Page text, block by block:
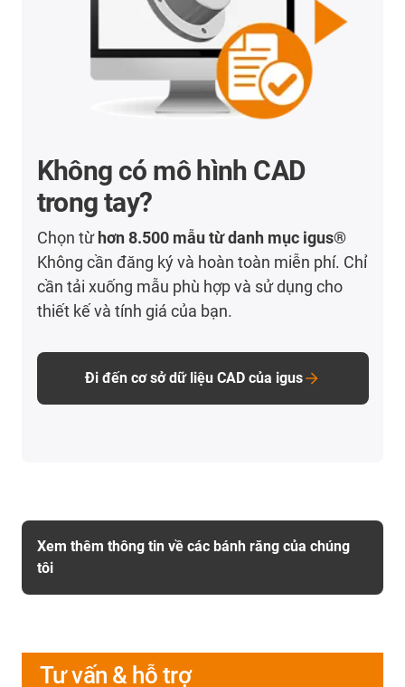
Không có mô hình CAD
trong tay?
Chọn từhơn 8.500 mẫu từ danh mục igus®
Không cần đăng ký và hoàn toàn miễn phí. Chỉ
cần tải xuống mẫu phù hợp và sử dụng cho
thiết kế và tính giá của bạn.
Đi đến cơ sở dữ liệu CAD của igus
Xem thêm thông tin về các bánh răng của chúng
tôi
Tư vấn & hỗ trợ